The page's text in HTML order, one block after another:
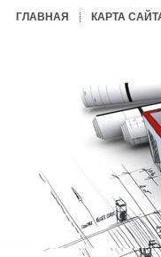
ГЛАВНАЯ КАРТА